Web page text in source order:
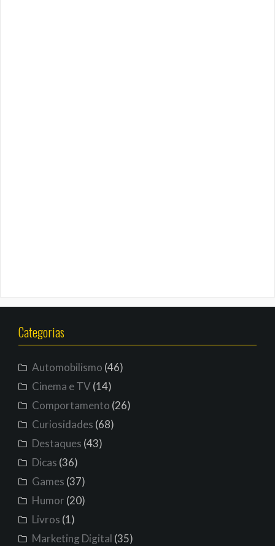
Categorias
Automobilismo (46)
Cinema e TV(14)
Comportamento (26)
Curiosidades (68)
Destaques (43)
Dicas (36)
Games (37)
Humor (20)
Livros (1)
Marketing Digital (35)